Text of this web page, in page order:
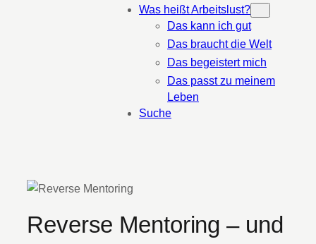
Was heißt Arbeitslust?
Das kann ich gut
Das braucht die Welt
Das begeistert mich
Das passt zu meinem
Leben
Suche
Reverse Mentoring – und